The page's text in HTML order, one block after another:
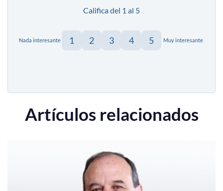
Califica del 1 al 5
Nada interesante 1 2 3 4 5 Muy interesante
Artículos relacionados